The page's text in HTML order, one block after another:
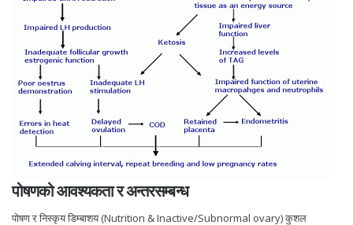
पोषणको आवश्यकता र अन्तरसम्बन्ध
पोषण र निस्कृय डिम्बाशय (Nutrition & Inactive/Subnormal ovary) कुशल